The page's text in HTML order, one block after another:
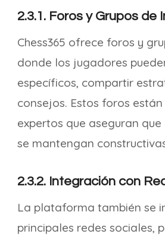
2.3.1. Foros y Grupos de
Chess365 ofrece foros y
donde los jugadores
específicos, compartir
consejos. Estos foros
expertos que aseguran que
se mantengan
2.3.2. Integración con
La plataforma también se
principales redes sociales,